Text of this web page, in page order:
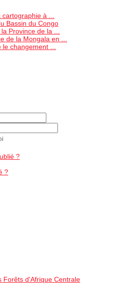
à ...
Bassin du Congo
Province de la ...
de la Mongala en ...
changement ...
?
?